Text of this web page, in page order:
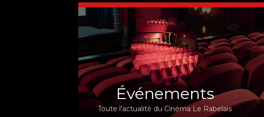
Événements
Toute l'actualité du Cinéma Le Rabelais